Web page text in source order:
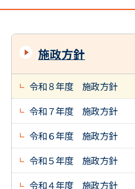
施政方針
令和８年度 施政方針
令和７年度 施政方針
令和６年度 施政方針
令和５年度 施政方針
令和４年度 施政方針